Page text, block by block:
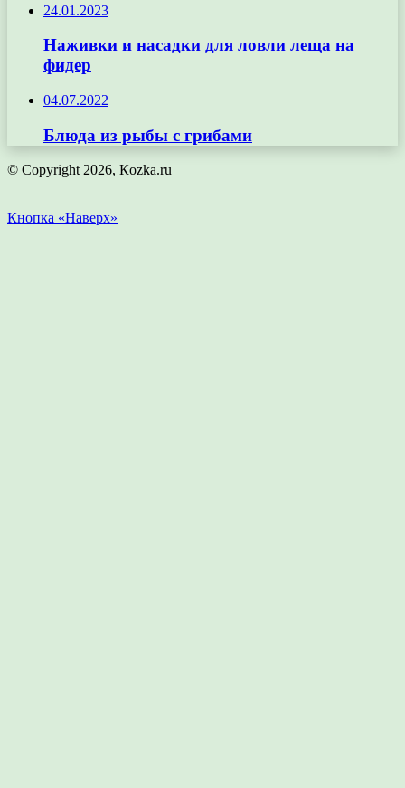
24.01.2023
Наживки и насадки для ловли леща на
фидер
04.07.2022
Блюда из рыбы с грибами
© Copyright 2026, Кozka.ru
Кнопка «Наверх»